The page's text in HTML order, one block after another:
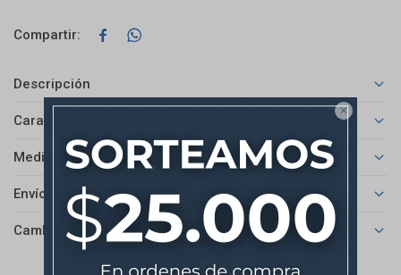

 
Descripción
Características
Medios de pago
Envíos
Cambios y Devoluciones